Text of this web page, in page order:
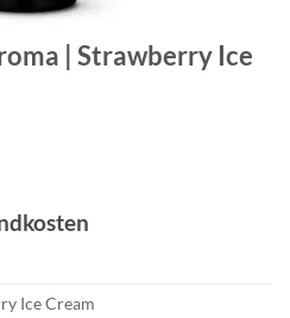
| Strawberry Ice
Ice Cream